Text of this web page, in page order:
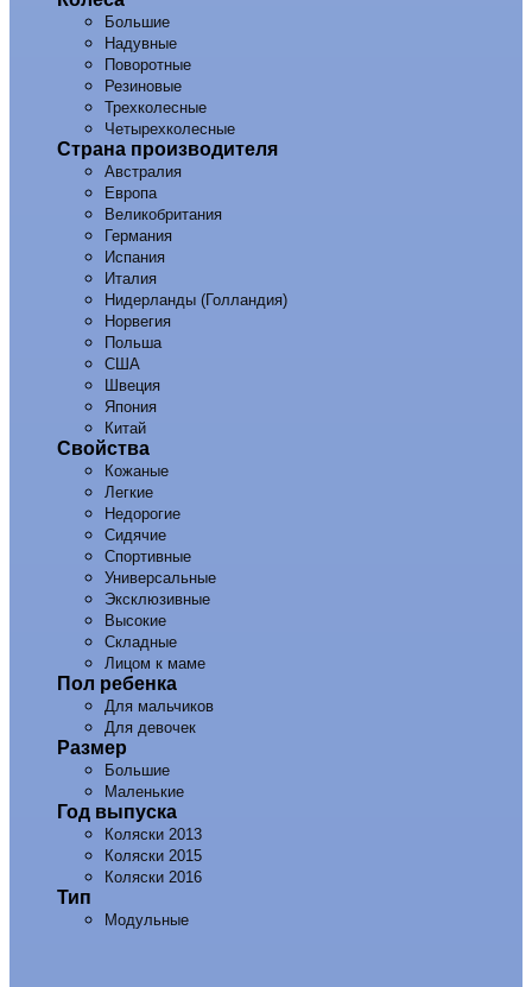
Большие
Надувные
Поворотные
Резиновые
Трехколесные
Четырехколесные
Страна производителя
Австралия
Европа
Великобритания
Германия
Испания
Италия
Нидерланды (Голландия)
Норвегия
Польша
США
Швеция
Япония
Китай
Свойства
Кожаные
Легкие
Недорогие
Сидячие
Спортивные
Универсальные
Эксклюзивные
Высокие
Складные
Лицом к маме
Пол ребенка
Для мальчиков
Для девочек
Размер
Большие
Маленькие
Год выпуска
Коляски 2013
Коляски 2015
Коляски 2016
Тип
Модульные